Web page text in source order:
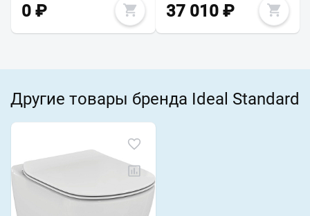
0 ₽ 37 010₽
Другие товары бренда Ideal Standard